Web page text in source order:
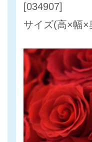
[034907]
サイズ(高×幅